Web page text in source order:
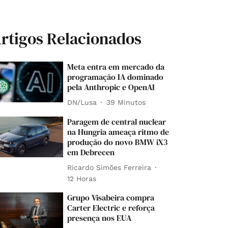
Relacionados
Meta entra em mercado da
programação IA dominado
pela Anthropic e OpenAI
DN/Lusa 39 Minutos
Paragem de central nuclear
na Hungria ameaça ritmo de
produção do novo BMW iX3
em Debrecen
Ricardo Simões Ferreira
12 Horas
Grupo Visabeira compra
Carter Electric e reforça
presença nos EUA